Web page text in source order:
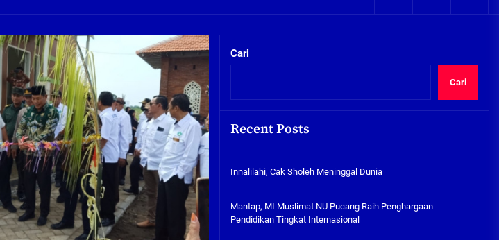
SDN Gilang II Tulangan
Mantap, MI Muslimat NU
Pucang Raih Penghargaan
Pendidikan Tingkat
Internasional
06/08/2026
Semakin Dekat
RTLH
Semakin Dekat
Urangagung
B Dua Kali Panggil Pansel Dan Minta Ada Pakta Integritas
Cari
Cari
Recent Posts
Innalilahi, Cak Sholeh Meninggal Dunia
Mantap, MI Muslimat NU Pucang Raih Penghargaan
Pendidikan Tingkat Internasional